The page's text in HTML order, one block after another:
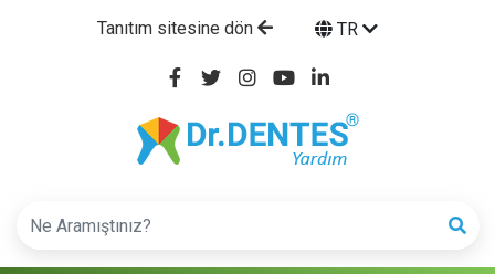
Tanıtım sitesine dön TR